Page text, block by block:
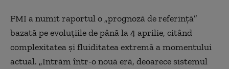
FMI a numit raportul o „prognoză de referinţă”
bazată pe evoluţiile de până la 4 aprilie, citând
complexitatea şi fluiditatea extremă a momentului
actual. „Intrăm într-o nouă eră, deoarece sistemul